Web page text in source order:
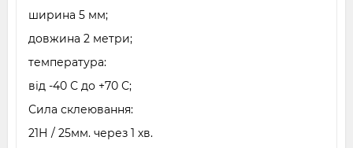
ширина 5 мм;
довжина 2 метри;
температура:
від -40 С до +70 С;
Сила склеювання:
21Н / 25мм. через 1 хв.